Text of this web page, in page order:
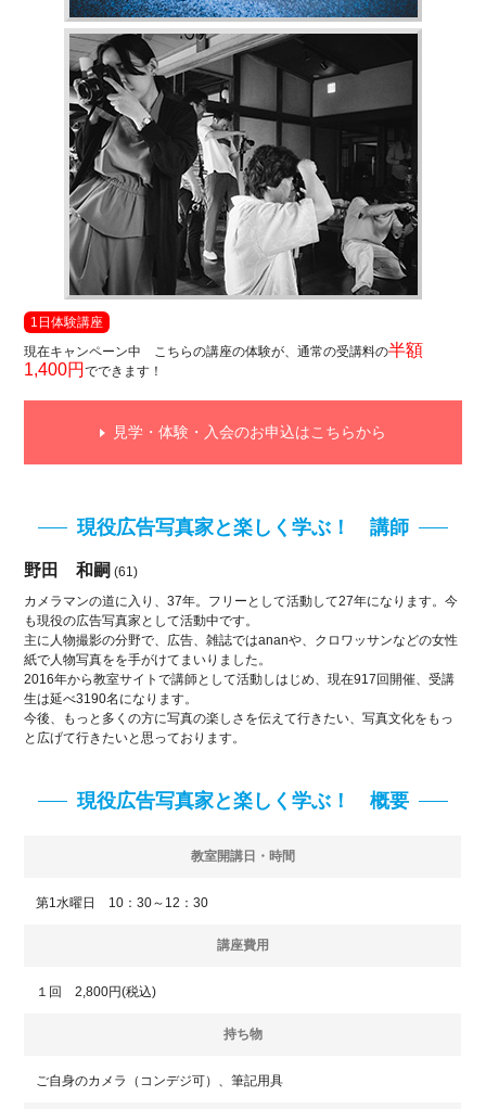
1日体験講座
現在キャンペーン中 こちらの講座の体験が、通常の受講料の半額
1,400円でできます！
見学・体験・入会のお申込はこちらから
現役広告写真家と楽しく学ぶ！ 講師
野田 和嗣 (61)
カメラマンの道に入り、37年。フリーとして活動して27年になります。今
も現役の広告写真家として活動中です。
主に人物撮影の分野で、広告、雑誌ではananや、クロワッサンなどの女性
紙で人物写真をを手がけてまいりました。
2016年から教室サイトで講師として活動しはじめ、現在917回開催、受講
生は延べ3190名になります。
今後、もっと多くの方に写真の楽しさを伝えて行きたい、写真文化をもっ
と広げて行きたいと思っております。
現役広告写真家と楽しく学ぶ！ 概要
教室開講日・時間
第1水曜日 10：30～12：30
講座費用
１回 2,800円(税込)
持ち物
ご自身のカメラ（コンデジ可）、筆記用具